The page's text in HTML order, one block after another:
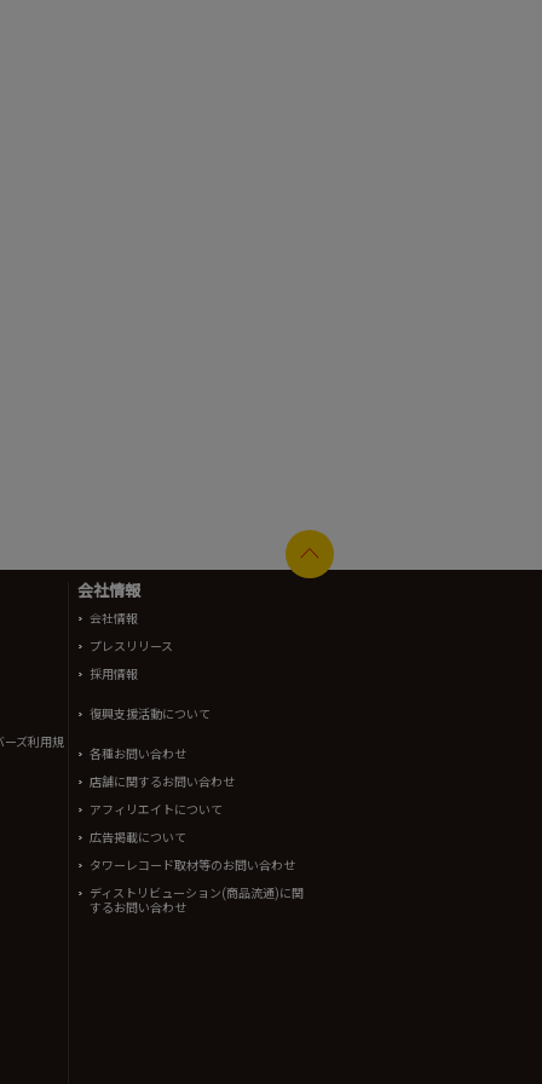
ーズ利用規
会社情報
会社情報
プレスリリース
採用情報
復興支援活動について
各種お問い合わせ
店舗に関するお問い合わせ
アフィリエイトについて
広告掲載について
タワーレコード取材等のお問い合わせ
ディストリビューション(商品流通)に関
するお問い合わせ